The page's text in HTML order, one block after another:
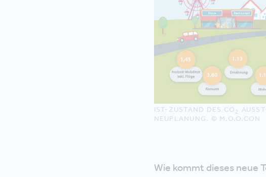
IST-ZUSTAND DES CO 2
EUPLANUNG. © M.O.O.CON
Wie kommt dieses neue